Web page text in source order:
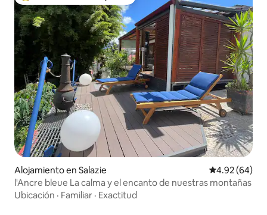
Alojamiento en Salazie Calificación
4.92 (64)
l'Ancre bleue La calma y el encanto de nuestras montañas
Ubicación · Familiar · Exactitud